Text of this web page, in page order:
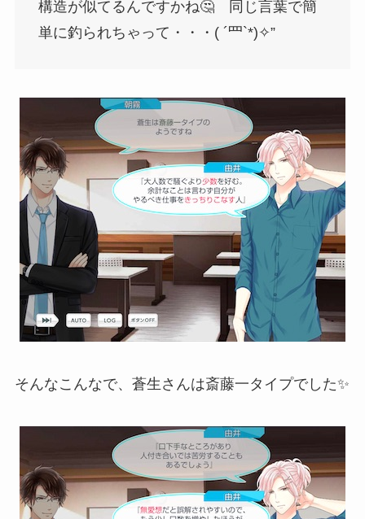
構造が似てるんですかね🤔 同じ言葉で簡
単に釣られちゃって・・・( ´罒`*)✧”
そんなこんなで、蒼生さんは斎藤一タイプでした✨